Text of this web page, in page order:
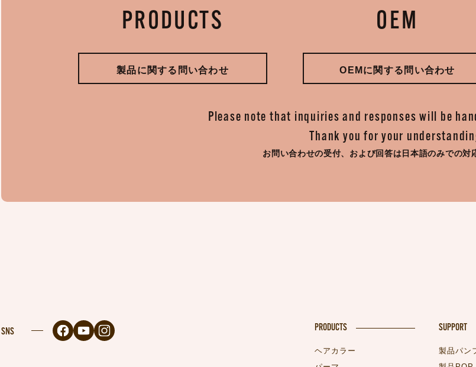
PRODUCTS
製品に関する問い合わせ
OEM
OEMに関する問い合わせ
Please note that inquiries and responses will be
Thank you for your
お問い合わせの受付、 および回答は日本語のみでの対
SNS PRODUCTS
ヘアカラー
SUPPORT
製品パン